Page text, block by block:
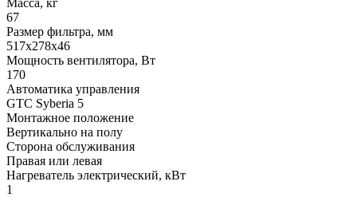
Масса, кг
67
Размер фильтра, мм
517x278x46
Мощность вентилятора, Вт
170
Автоматика управления
GTC Syberia 5
Монтажное положение
Вертикально на полу
Сторона обслуживания
Правая или левая
Нагреватель электрический, кВт
1